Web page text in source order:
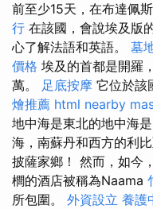
前至少15天，在布達佩
行 在該國，會說埃及版
心了解法語和英語。 墓
價格 埃及的首都是開羅
萬。 足底按摩 它位於該
燴推薦 html nearby
地中海是東北的地中海
海，南蘇丹和西方的利
披薩家鄉！ 然而，如今
櫚的酒店被稱為Naama
所包圍。 外資設立 養護